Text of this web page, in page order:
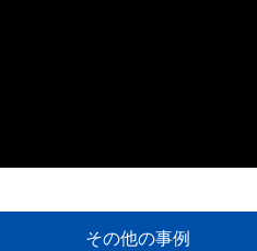
その他の事例